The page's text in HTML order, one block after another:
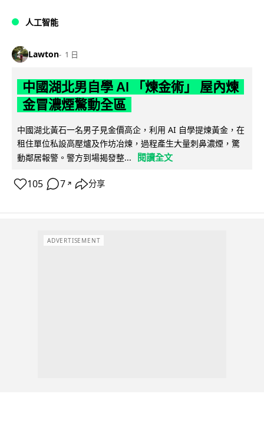
人工智能
Lawton 1 日
中國湖北男自學 AI 「煉金術」 屋內煉
金冒濃煙驚動全區
中國湖北黃石一名男子見金價高企，利用 AI 自學提煉黃金，在
租住單位私設高壓爐及作坊冶煉，過程產生大量刺鼻濃煙，驚
動鄰居報警。警方到場揭發整...
閱讀全文
105 7 ↗ 分享
ADVERTISEMENT